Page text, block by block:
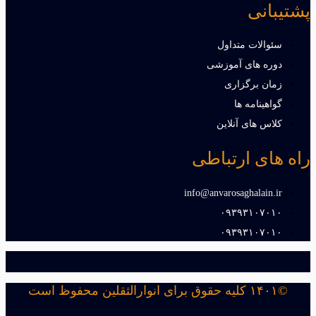
پشتیبانی
سئوالات متداول
دوره های آموزشی
زمان برگزاری
گواهینامه ها
کلاس های آنلاین
راه های ارتباطی
info@anvarosaghalain.ir​
۰۹۳۹۳۱۰۷۰۱۰​
۰۹۳۹۳۱۰۷۰۱۰​
©۱۴۰۱ کلیه حقوق برای انوارالثقلین محفوظ است